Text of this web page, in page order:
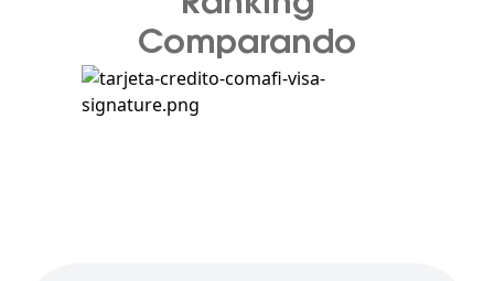
Comparando